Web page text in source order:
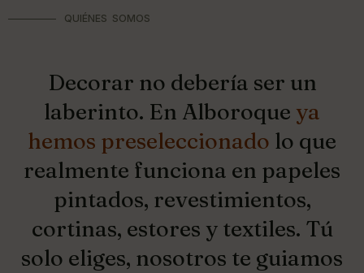
QUIÉNES SOMOS
Decorar no debería ser un
laberinto. En Alboroque ya
hemos preseleccionado lo que
realmente funciona en papeles
pintados, revestimientos,
cortinas, estores y textiles. Tú
solo eliges, nosotros te guiamos